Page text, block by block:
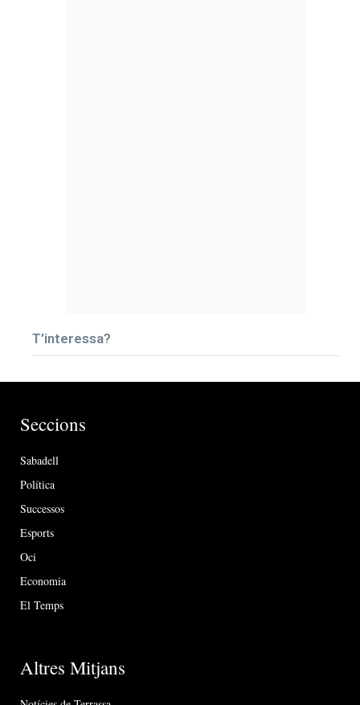
T’interessa?
Seccions
Sabadell
Política
Successos
Esports
Oci
Economia
El Temps
Altres Mitjans